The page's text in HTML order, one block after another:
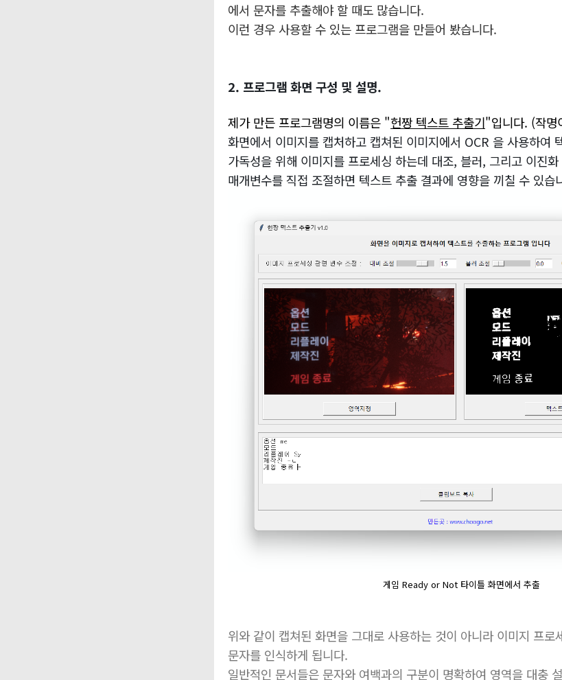
에서 문자를 추출해야 할 때도 많습니다.
이런 경우 사용할 수 있는 프로그램을 만들어 봤습니다.
2. 프로그램 화면 구성 및 설명.
제가 만든 프로그램명의 이름은 "헌짱 텍스트 추출기"입니다. (작명
화면에서 이미지를 캡처하고 캡쳐된 이미지에서 OCR 을 사용하여
가독성을 위해 이미지를 프로세싱 하는데 대조, 블러, 그리고 이진
매개변수를 직접 조절하면 텍스트 추출 결과에 영향을 끼칠 수 있습
게임 Ready or Not 타이틀 화면에서 추출
위와 같이 캡쳐된 화면을 그대로 사용하는 것이 아니라 이미지 프로
문자를 인식하게 됩니다.
일반적인 문서들은 문자와 여백과의 구분이 명확하여 영역을 대충